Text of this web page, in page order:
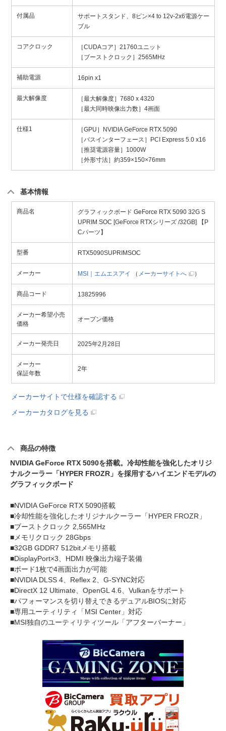
付属品
サポートスタンド、8ピン×4 to 12v-2x6電源ケー
ブル
コアクロック
［CUDAコア］21760ユニット
［ブーストクロック］2565MHz
補助電源 16pin x1
最大解像度
［最大解像度］7680 x 4320
［最大同時映像出力数］4画面
仕様1
［GPU］NVIDIA GeForce RTX 5090
［バスインターフェース］PCI Express 5.0 x16
［推奨電源容量］1000W
［外形寸法］約359×150×76mm
基本情報
商品名
グラフィックボード GeForce RTX 5090 32G S
UPRIM SOC [GeForce RTXシリーズ /32GB] 【P
Cパーツ】
型番 RTX5090SUPRIMSOC
メーカー MSI｜エムエスアイ （ メーカーサイトへ ）
商品コード 13825996
メーカー希望小売
価格
オープン価格
メーカー発売日 2025年2月28日
メーカー
保証年数
2年
メーカーサイトで仕様を確認する
メーカーカタログを見る
商品の特徴
NVIDIA GeForce RTX 5090を搭載。冷却性能を強化したオリジ
ナルクーラー「HYPER FROZR」を採用するハイエンドモデルの
グラフィックボード
■NVIDIA GeForce RTX 5090搭載
■冷却性能を強化したオリジナルクーラー「HYPER FROZR」
■ブーストクロック 2,565MHz
■メモリクロック 28Gbps
■32GB GDDR7 512bitメモリ搭載
■DisplayPort×3、HDMI 映像出力端子装備
■ボード1枚で4画面出力が可能
■NVIDIA DLSS 4、Reflex 2、G-SYNC対応
■DirectX 12 Ultimate、OpenGL 4.6、Vulkanをサポート
■パフォーマンスを切り替えできるデュアルBIOSに対応
■専用ユーティリティ「MSI Center」対応
■MSI独自のユーティリティツール「アフターバーナー」